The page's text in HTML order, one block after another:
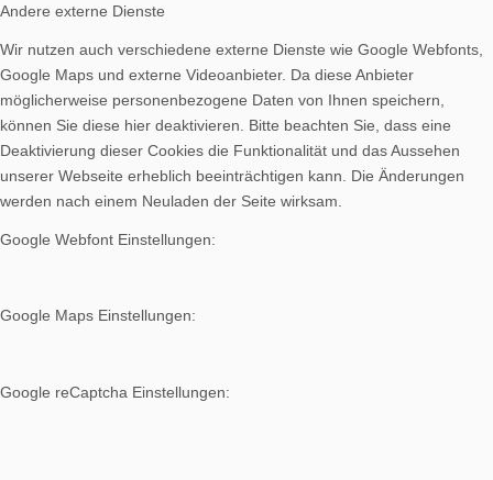
Andere externe Dienste
Wir nutzen auch verschiedene externe Dienste wie Google Webfonts,
Google Maps und externe Videoanbieter. Da diese Anbieter
möglicherweise personenbezogene Daten von Ihnen speichern,
können Sie diese hier deaktivieren. Bitte beachten Sie, dass eine
Deaktivierung dieser Cookies die Funktionalität und das Aussehen
unserer Webseite erheblich beeinträchtigen kann. Die Änderungen
werden nach einem Neuladen der Seite wirksam.
Google Webfont Einstellungen:
Google Maps Einstellungen:
Google reCaptcha Einstellungen: